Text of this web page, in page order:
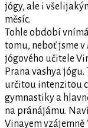
jógy, ale i
měsíc.
Tohle období
tomu, neboť jsme
jógového učitele
Prana vashya
určitou intenzitou
gymnastiky a
na pránájámu.
Vinayem vzájemně